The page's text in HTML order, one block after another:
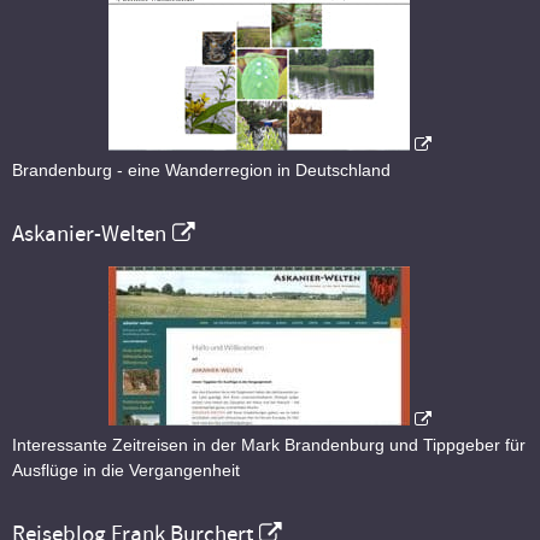
Brandenburg - eine Wanderregion in Deutschland
Askanier-Welten
Interessante Zeitreisen in der Mark Brandenburg und Tippgeber für
Ausflüge in die Vergangenheit